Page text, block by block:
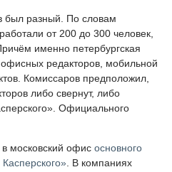
был разный. По словам
от 200 до 300 человек,
именно петербургская
редакторов, мобильной
Комиссаров предположил,
либо свернут, либо
Официального
московский офис основного
. В компаниях